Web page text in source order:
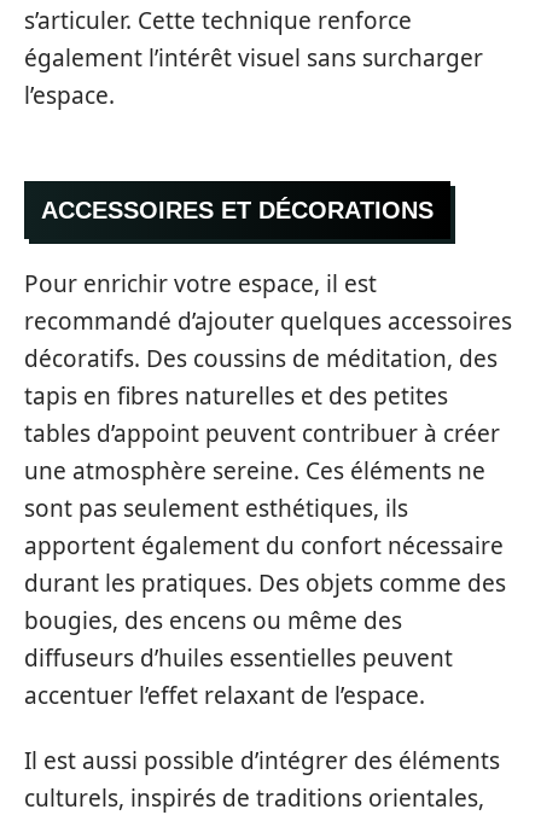
s’articuler. Cette technique renforce
également l’intérêt visuel sans surcharger
l’espace.
ACCESSOIRES ET DÉCORATIONS
Pour enrichir votre espace, il est
recommandé d’ajouter quelques accessoires
décoratifs. Des coussins de méditation, des
tapis en fibres naturelles et des petites
tables d’appoint peuvent contribuer à créer
une atmosphère sereine. Ces éléments ne
sont pas seulement esthétiques, ils
apportent également du confort nécessaire
durant les pratiques. Des objets comme des
bougies, des encens ou même des
diffuseurs d’huiles essentielles peuvent
accentuer l’effet relaxant de l’espace.
Il est aussi possible d’intégrer des éléments
culturels, inspirés de traditions orientales,